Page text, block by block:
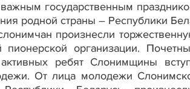
государственным
родной страны – Республики
произнесли
пионерской организации.
ребят Слонимщины
От лица молодежи